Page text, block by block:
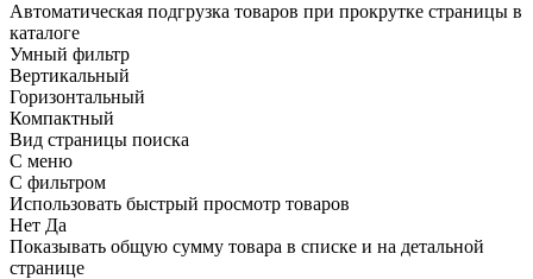
Автоматическая подгрузка товаров при прокрутке страницы в
каталоге
Умный фильтр
Вертикальный
Горизонтальный
Компактный
Вид страницы поиска
С меню
С фильтром
Использовать быстрый просмотр товаров
Нет Да
Показывать общую сумму товара в списке и на детальной
странице